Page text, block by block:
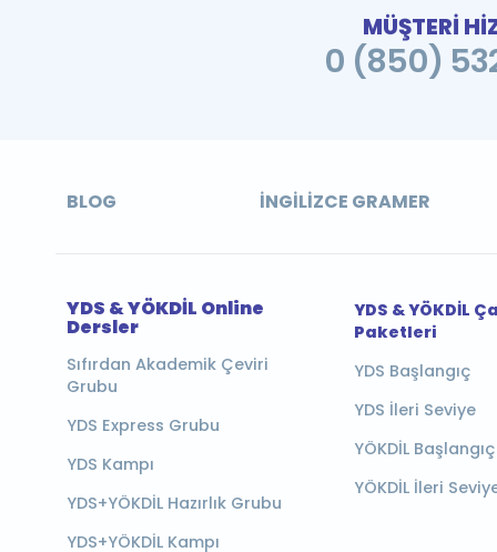
MÜŞTERİ
0 (850)
BLOG İNGILIZCE GRAMER
YDS & YÖKDİL Online
Dersler
Sıfırdan Akademik Çeviri
Grubu
YDS Express Grubu
YDS Kampı
YDS+YÖKDİL Hazırlık Grubu
YDS+YÖKDİL Kampı
YDS & YÖKDİL
Paketleri
YDS Başlangıç
YDS İleri Seviye
YÖKDİL Başlangıç
YÖKDİL İleri